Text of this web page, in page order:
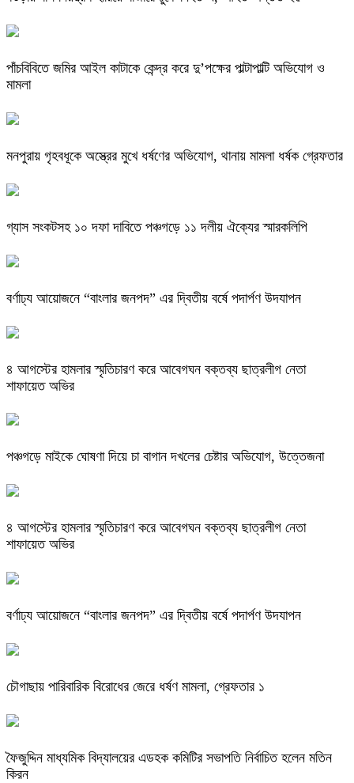
পাঁচবিবিতে জমির আইল কাটাকে কেন্দ্র করে দু’পক্ষের পাল্টাপাল্টি অভিযোগ ও
মামলা
মনপুরায় গৃহবধূকে অস্ত্রের মুখে ধর্ষণের অভিযোগ, থানায় মামলা ধর্ষক গ্রেফতার
গ্যাস সংকটসহ ১০ দফা দাবিতে পঞ্চগড়ে ১১ দলীয় ঐক্যের স্মারকলিপি
বর্ণাঢ্য আয়োজনে “বাংলার জনপদ” এর দ্বিতীয় বর্ষে পদার্পণ উদযাপন
৪ আগস্টের হামলার স্মৃতিচারণ করে আবেগঘন বক্তব্য ছাত্রলীগ নেতা
শাফায়েত অভির
পঞ্চগড়ে মাইকে ঘোষণা দিয়ে চা বাগান দখলের চেষ্টার অভিযোগ, উত্তেজনা
৪ আগস্টের হামলার স্মৃতিচারণ করে আবেগঘন বক্তব্য ছাত্রলীগ নেতা
শাফায়েত অভির
বর্ণাঢ্য আয়োজনে “বাংলার জনপদ” এর দ্বিতীয় বর্ষে পদার্পণ উদযাপন
চৌগাছায় পারিবারিক বিরোধের জেরে ধর্ষণ মামলা, গ্রেফতার ১
ফৈজুদ্দিন মাধ্যমিক বিদ্যালয়ের এডহক কমিটির সভাপতি নির্বাচিত হলেন মতিন
কিরন